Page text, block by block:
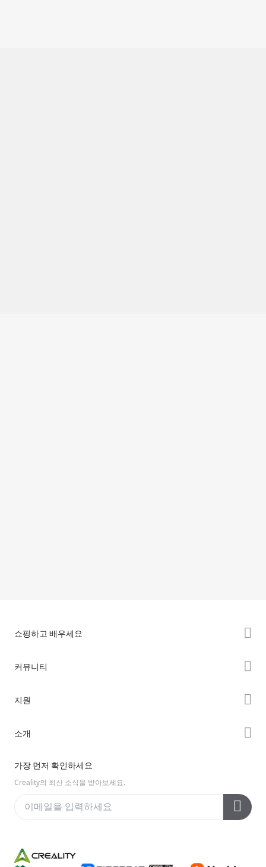
쇼핑하고 배우세요
Ender 시리즈
커뮤니티
Discord
오픈 소스
지원
헬프 센터
비디오 센터
애프터 서비스
소개
문의하기
가장 먼저 확인하세요
Creality의 최신 소식을 받아보세요.